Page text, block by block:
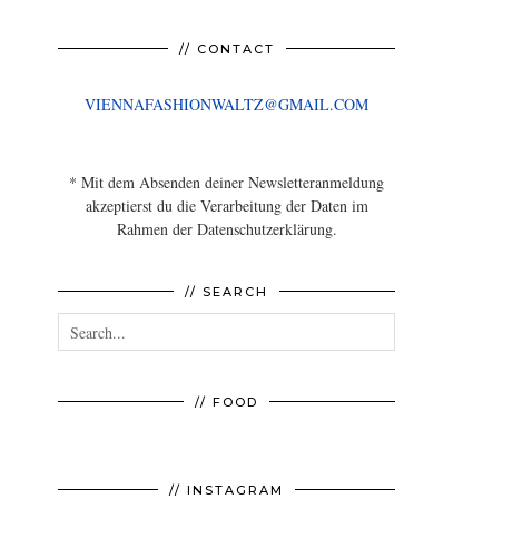
// CONTACT
VIENNAFASHIONWALTZ@GMAIL.COM
* Mit dem Absenden deiner Newsletteranmeldung
akzeptierst du die Verarbeitung der Daten im
Rahmen der Datenschutzerklärung.
// SEARCH
// FOOD
// INSTAGRAM